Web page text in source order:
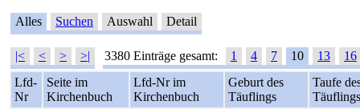
Alles Suchen Auswahl Detail
|< < > >| 3380 Einträge gesamt: 1 4 7 10 13
16
Lfd-
Nr
Seite im
Kirchenbuch
Lfd-Nr im
Kirchenbuch
Geburt des
Täuflings
Taufe
Täuflings